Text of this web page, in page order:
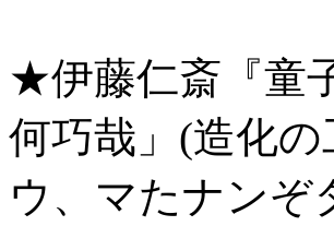
★伊藤仁斎『童
何巧哉」(造化
ウ、マたナンぞ